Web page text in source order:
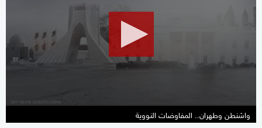
48
seconds
واشنطن وطهران.. المفاوضات النووية